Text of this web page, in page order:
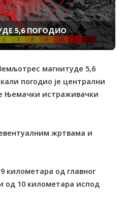
5,6 ПОГОДИО
магнитуде 5,6
погодио је централни
Њемачки истраживачки
жртвама и
километара од главног
од 10 километара испод